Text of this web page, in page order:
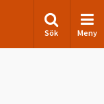
Sök Meny